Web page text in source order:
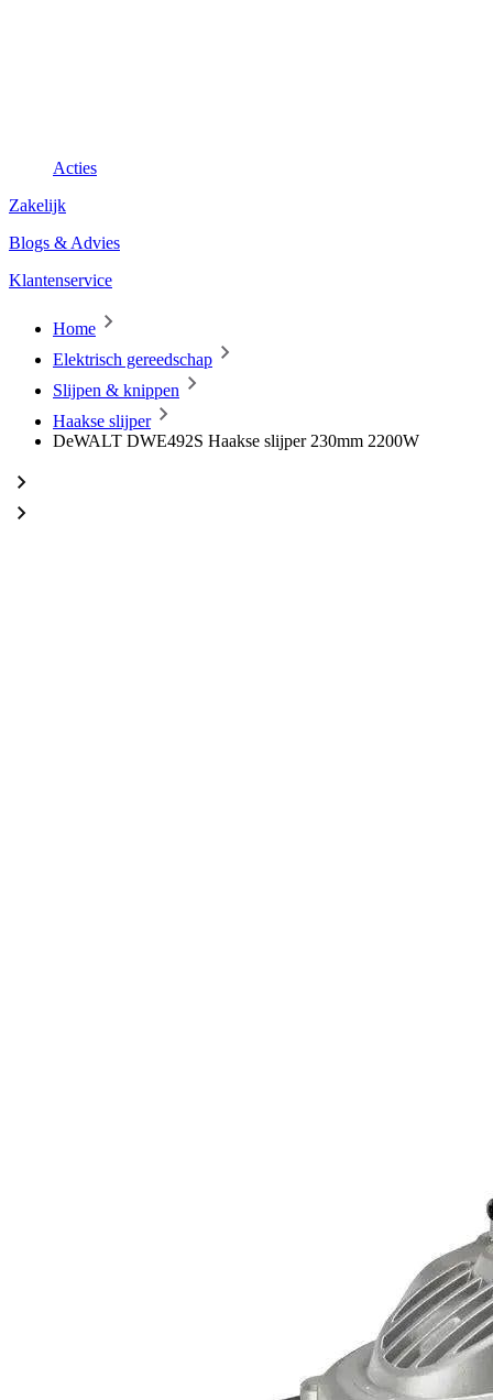
Acties
Zakelijk
Blogs & Advies
Klantenservice
Home
Elektrisch gereedschap
Slijpen & knippen
Haakse slijper
DeWALT DWE492S Haakse slijper 230mm 2200W